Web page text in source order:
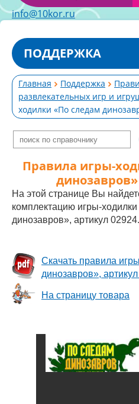
info@10kor.ru
ПОДДЕРЖКА
Главная Поддержка
развлекательных игр и
ходилки «По следам
Правила игры-
динозавров»
На этой странице Вы
комплектацию игры-
динозавров», артикул 02924.
Скачать правила
динозавров»,
На страницу товара